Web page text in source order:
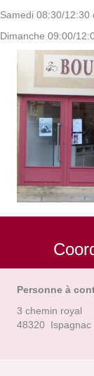
Samedi 08:30/12:30
Dimanche 09:00/
Personne à
3 chemin royal
48320 Ispagnac